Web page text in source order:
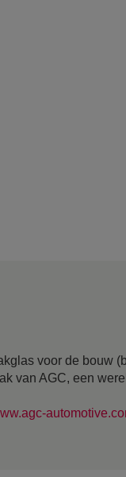
voor de bouw
van AGC, een